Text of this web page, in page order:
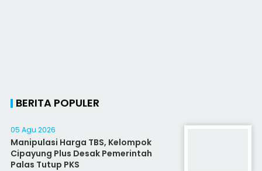
BERITA POPULER
05 Agu 2026
Manipulasi Harga TBS, Kelompok
Cipayung Plus Desak Pemerintah
Palas Tutup PKS